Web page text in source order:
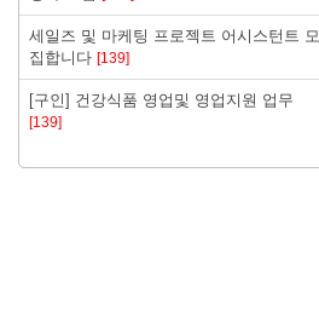
세일즈 및 마케팅 프로젝트 어시스턴트 모
집합니다 [139]
[구인] 건강식품 영업및 영업지원 업무
[139]